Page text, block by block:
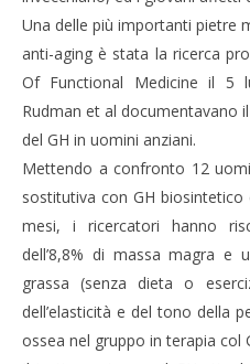
Una delle più importanti pietre
anti-aging è stata la ricerca
Of Functional Medicine il 5
Rudman et al documentavano
del GH in uomini anziani.
Mettendo a confronto 12
sostitutiva con GH
mesi, i ricercatori hanno
dell’8,8% di massa magra e
grassa (senza dieta o
dell’elasticità e del tono della
ossea nel gruppo in terapia col